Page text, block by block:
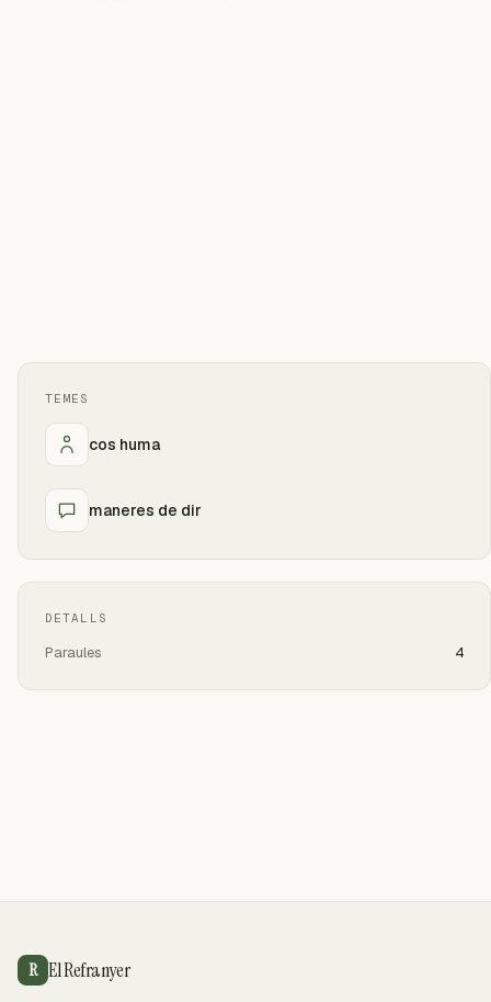
TEMES
cos huma
maneres de dir
DETALLS
Paraules 4
R El Refranyer